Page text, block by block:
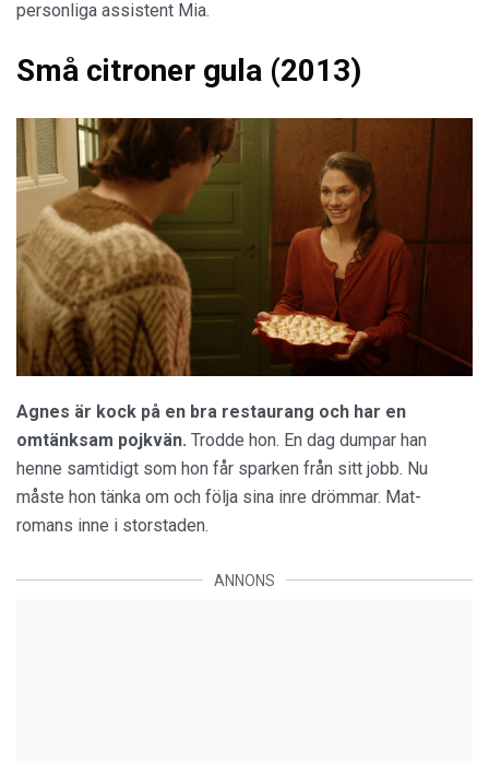
Mylaine Hedreul och Martin Wallström i Ego. Foto: Nordisk Film AB.
25-årige Sebastian festar och lever lyxliv i Stockholm.
Men när han plötsligt tappar synen efter en olycka börjar
han se annorlunda på världen. Framför allt med hjälp av sin
personliga assistent Mia.
Små citroner gula (2013)